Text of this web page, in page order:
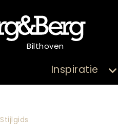
Bilthoven
Inspiratie
Stijlgids